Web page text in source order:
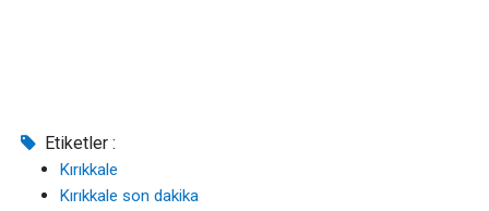
Etiketler :
Kırıkkale
Kırıkkale son dakika